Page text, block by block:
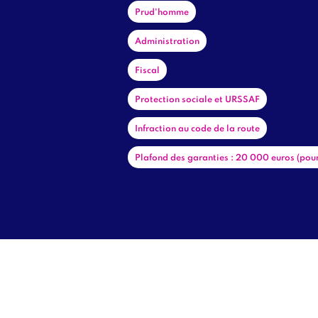
Prud'homme
Administration
Fiscal
Protection sociale et URSSAF
Infraction au code de la route
Plafond des garanties : 20 000 euros
E-mail